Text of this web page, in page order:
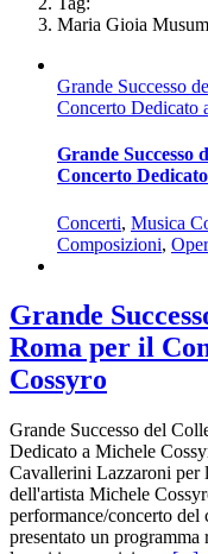
Maria Gioia
Grande Successo
Concerto Dedicato
Grande Successo
Concerto
Concerti, Musica
Composizioni,
Grande
Roma per il
Cossyro
Grande Successo del
Dedicato a Michele
Cavallerini Lazzaroni per
dell'artista Michele
performance/concerto
presentato un